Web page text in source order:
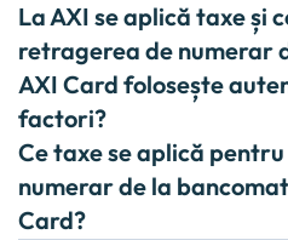
La AXI se aplică taxe și
retragerea de numerar
AXI Card folosește
factori?
Ce taxe se aplică
numerar de la
Card?